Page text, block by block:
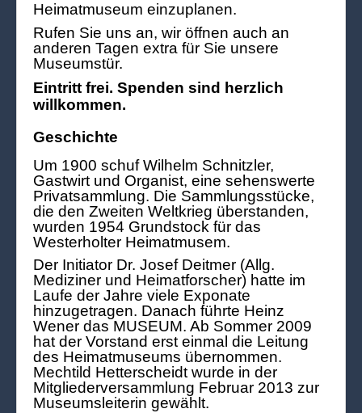
Heimatmuseum einzuplanen.
Rufen Sie uns an, wir öffnen auch an
anderen Tagen extra für Sie unsere
Museumstür.
Eintritt frei. Spenden sind herzlich
willkommen.
Geschichte
Um 1900 schuf Wilhelm Schnitzler,
Gastwirt und Organist, eine sehenswerte
Privatsammlung. Die Sammlungsstücke,
die den Zweiten Weltkrieg überstanden,
wurden 1954 Grundstock für das
Westerholter Heimatmusem.
Der Initiator Dr. Josef Deitmer (Allg.
Mediziner und Heimatforscher) hatte im
Laufe der Jahre viele Exponate
hinzugetragen. Danach führte Heinz
Wener das MUSEUM. Ab Sommer 2009
hat der Vorstand erst einmal die Leitung
des Heimatmuseums übernommen.
Mechtild Hetterscheidt wurde in der
Mitgliederversammlung Februar 2013 zur
Museumsleiterin gewählt.